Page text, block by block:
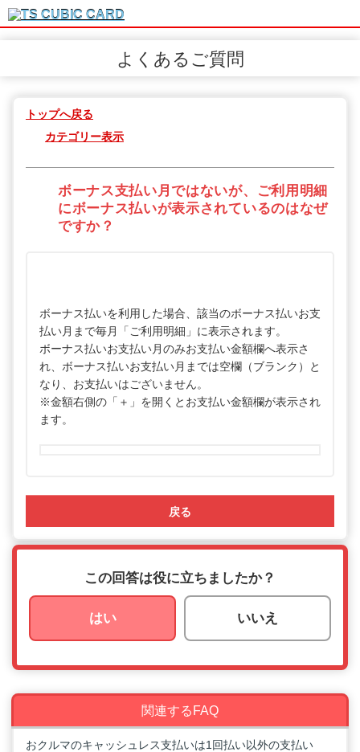
よくあるご質問
トップへ戻る
カテゴリー表示
ボーナス支払い月ではないが、ご利用明細
にボーナス払いが表示されているのはなぜ
ですか？
ボーナス払いを利用した場合、該当のボーナス払いお支
払い月まで毎月「ご利用明細」に表示されます。
ボーナス払いお支払い月のみお支払い金額欄へ表示さ
れ、ボーナス払いお支払い月までは空欄（ブランク）と
なり、お支払いはございません。
※金額右側の「＋」を開くとお支払い金額欄が表示され
ます。
戻る
この回答は役に立ちましたか？
はい いいえ
関連するFAQ
おクルマのキャッシュレス支払いは1回払い以外の支払い